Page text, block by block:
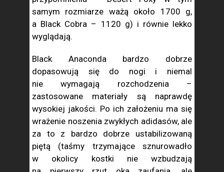
samym rozmiarze ważą około 1700 g,
a Black Cobra – 1120 g) i równie lekko
wyglądają.
Black Anaconda bardzo dobrze
dopasowują się do nogi i niemal
nie wymagają rozchodzenia –
zastosowane materiały są naprawdę
wysokiej jakości. Po ich założeniu ma się
wrażenie noszenia zwykłych adidasów, ale
za to z bardzo dobrze ustabilizowaną
piętą (taśmy trzymające sznurowadło
w okolicy kostki nie wzbudzają